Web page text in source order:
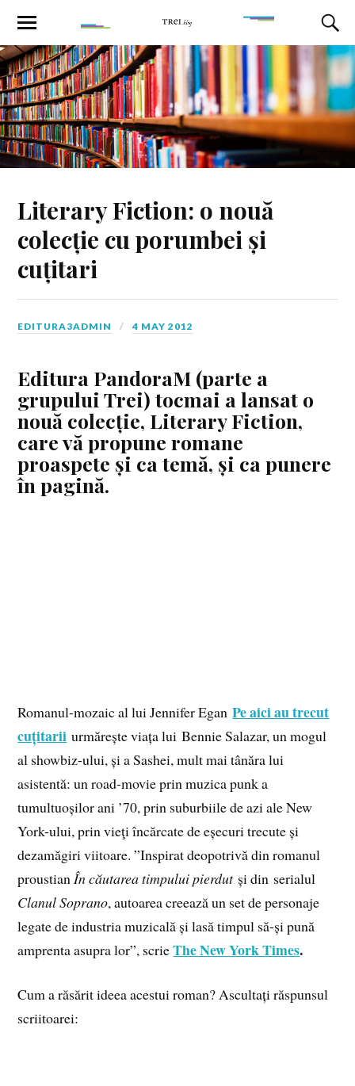
Literary Fiction: o nouă
colecție cu porumbei și
cuțitari
EDITURA3ADMIN 4 MAY 2012
Editura PandoraM (parte a
grupului Trei) tocmai a lansat o
nouă colecție, Literary Fiction,
care vă propune romane
proaspete și ca temă, și ca punere
în pagină.
Romanul-mozaic al lui Jennifer EganPe aici au trecut
cuțitarii urmărește viața lui Bennie Salazar, un mogul
al showbiz-ului, și a Sashei, mult mai tânăra lui
asistentă: un road-movie prin muzica punk a
tumultuoșilor ani ’70, prin suburbiile de azi ale New
York-ului, prin vieţi încărcate de eșecuri trecute și
dezamăgiri viitoare. ”Inspirat deopotrivă din romanul
proustian În căutarea timpului pierdutși din serialul
Clanul Soprano, autoarea creează un set de personaje
legate de industria muzicală și lasă timpul să-și pună
amprenta asupra lor”, scrieThe New York Times.
Cum a răsărit ideea acestui roman? Ascultați răspunsul
scriitoarei: